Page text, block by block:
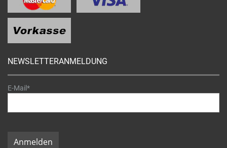
NEWSLETTERANMELDUNG
E-Mail*
Anmelden